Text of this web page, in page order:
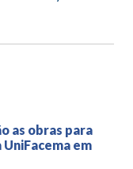
as obras para
em